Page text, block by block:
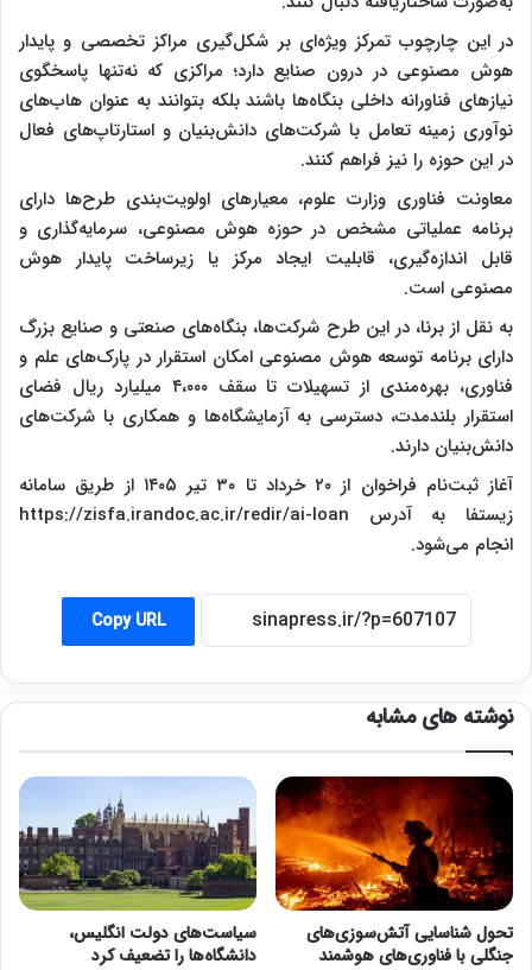
در این چارچوب تمرکز ویژه‌ای بر شکل‌گیری مراکز تخصصی و پایدار
هوش مصنوعی در درون صنایع دارد؛ مراکزی که نه‌تنها پاسخگوی
نیاز‌های فناورانه داخلی بنگاه‌ها باشند بلکه بتوانند به عنوان هاب‌های
نوآوری زمینه تعامل با شرکت‌های دانش‌بنیان و استارتاپ‌های فعال
در این حوزه را نیز فراهم کنند.
معاونت فناوری وزارت علوم، معیار‌های اولویت‌بندی طرح‌ها دارای
برنامه عملیاتی مشخص در حوزه هوش مصنوعی، سرمایه‌گذاری و
قابل اندازه‌گیری، قابلیت ایجاد مرکز یا زیرساخت پایدار هوش
مصنوعی است.
به نقل از برنا، در این طرح شرکت‌ها، بنگاه‌های صنعتی و صنایع بزرگ
دارای برنامه توسعه هوش مصنوعی امکان استقرار در پارک‌های علم و
فناوری، بهره‌مندی از تسهیلات تا سقف ۴،۰۰۰ میلیارد ریال فضای
استقرار بلندمدت، دسترسی به آزمایشگاه‌ها و همکاری با شرکت‌های
دانش‌بنیان دارند.
آغاز ثبت‌نام فراخوان از ۲۰ خرداد تا ۳۰ تیر ۱۴۰۵ از طریق سامانه
زیستفا به آدرس https://zisfa.irandoc.ac.ir/redir/ai-loan
انجام می‌شود.
Copy URL
نوشته های مشابه
تحول شناسایی آتش‌سوزی‌های
جنگلی با فناوری‌های هوشمند
سیاست‌های دولت انگلیس،
دانشگاه‌ها را تضعیف کرد